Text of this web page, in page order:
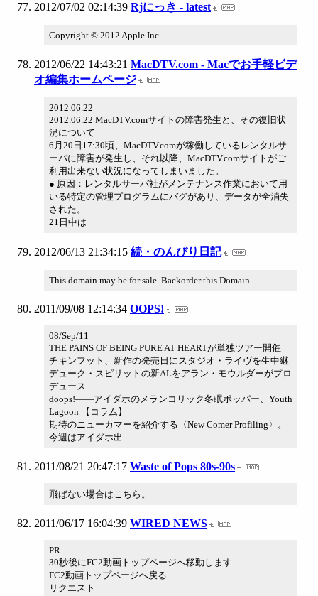
2012/07/02 02:14:39 Rjにっき - latest
Copyright © 2012 Apple Inc.
2012/06/22 14:43:21 MacDTV.com - Macでお手軽ビデ
オ編集ホームページ
2012.06.22
2012.06.22 MacDTV.comサイトの障害発生と、その復旧状
況について
6月20日17:30頃、MacDTV.comが稼働しているレンタルサ
ーバに障害が発生し、それ以降、MacDTV.comサイトがご
利用出来ない状況になってしまいました。
● 原因：レンタルサーバ社がメンテナンス作業において用
いる特定の管理プログラムにバグがあり、データが全消失
された。
21日中は
2012/06/13 21:34:15 続・のんびり日記
This domain may be for sale. Backorder this Domain
2011/09/08 12:14:34 OOPS!
08/Sep/11
THE PAINS OF BEING PURE AT HEARTが単独ツアー開催
チキンフット、新作の発売日にスタジオ・ライヴを生中継
デューク・スピリットの新ALをアラン・モウルダーがプロ
デュース
doops!――アイダホのメランコリック冬眠ポッパー、Youth
Lagoon 【コラム】
期待のニューカマーを紹介する〈New Comer Profiling〉。
今週はアイダホ出
2011/08/21 20:47:17 Waste of Pops 80s-90s
飛ばない場合はこちら。
2011/06/17 16:04:39 WIRED NEWS
PR
30秒後にFC2動画トップページへ移動します
FC2動画トップページへ戻る
リクエスト